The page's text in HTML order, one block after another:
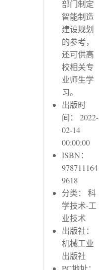
部门制定
智能制造
建设规划
的参考，
还可供高
校相关专
业师生学
习。
出版时
间： 2022-
02-14
00:00:00
ISBN：
978711164
9618
分类： 科
学技术-工
业技术
出版社：
机械工业
出版社